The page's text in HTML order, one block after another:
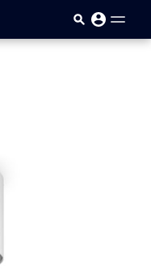
para o conteúdo